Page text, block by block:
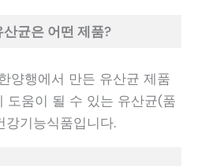
균은 어떤 제품?
양행에서 만든 유산균 제품
도움이 될 수 있는 유산균(품
강기능식품입니다.